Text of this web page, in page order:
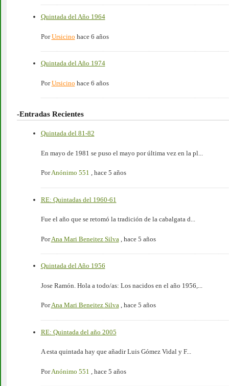
Quintada del Año 1964
PorUrsicino hace 6 años
Quintada del Año 1974
PorUrsicino hace 6 años
-Entradas Recientes
Quintada del 81-82
En mayo de 1981 se puso el mayo por última vez en la pl...
PorAnónimo 551 , hace 5 años
RE: Quintadas del 1960-61
Fue el año que se retomó la tradición de la cabalgata d...
PorAna Mari Beneitez Silva hace 5 años
Quintada del Año 1956
Jose Ramón. Hola a todo/as: Los nacidos en el año 1956,...
PorAna Mari Beneitez Silva, hace 5 años
RE: Quintada del año 2005
A esta quintada hay que añadir Luis Gómez Vidal y F...
PorAnónimo 551 hace 5 años